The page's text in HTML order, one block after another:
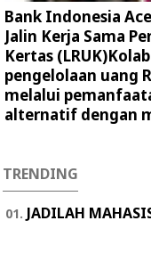
Bank Indonesia
Jalin Kerja Sama
Kertas
pengelolaan uang
melalui
alternatif dengan
TRENDING
JADILAH